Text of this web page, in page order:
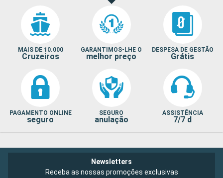
MAIS DE 10.000
Cruzeiros
GARANTIMOS-LHE O
melhor preço
DESPESA DE GESTÃO
Grátis
PAGAMENTO ONLINE
seguro
SEGURO
anulação
ASSISTÊNCIA
7/7 d
Newsletters
Receba as nossas promoções exclusivas